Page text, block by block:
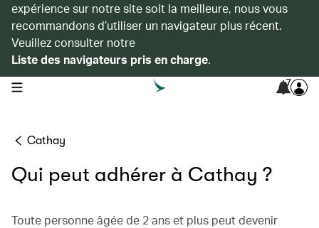
expérience sur notre site soit la meilleure, nous vous
recommandons d’utiliser un navigateur plus récent.
Veuillez consulter notre
Liste des navigateurs pris en charge.
open navigation menu 7
Cathay
Qui peut adhérer à Cathay ?
Toute personne âgée de 2 ans et plus peut devenir